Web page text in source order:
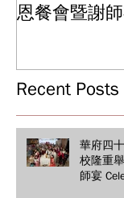
恩餐會暨謝
Appreciation
Recent Posts
華府四
校隆重
師宴